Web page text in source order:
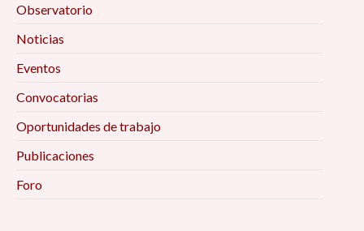
Observatorio
Noticias
Eventos
Convocatorias
Oportunidades de trabajo
Publicaciones
Foro